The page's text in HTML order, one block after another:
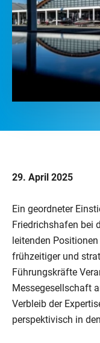
29. April 2025
Ein geordneter
Friedrichshafen bei
leitenden
frühzeitiger und
Führungskräfte
Messegesellschaft
Verbleib der
perspektivisch in